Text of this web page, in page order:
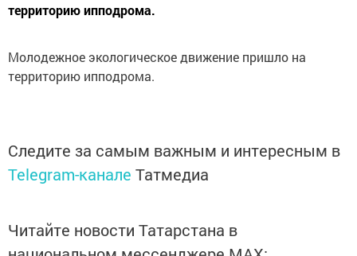
территорию ипподрома.
Молодежное экологическое движение пришло на
территорию ипподрома.
Следите за самым важным и интересным в
Telegram-канале Татмедиа
Читайте новости Татарстана в